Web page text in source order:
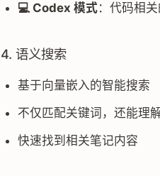
💻 Codex 模式：代码相
4. 语义搜索
基于向量嵌入的智能搜索
不仅匹配关键词，还能理
快速找到相关笔记内容